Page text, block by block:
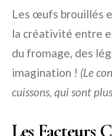
Les œufs brouillés
la créativité entre
du fromage, des
imagination ! (Le
cuissons, qui sont
Les Facteurs